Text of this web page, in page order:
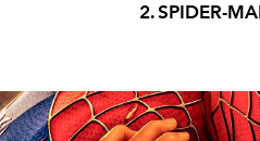
2. SPIDER-